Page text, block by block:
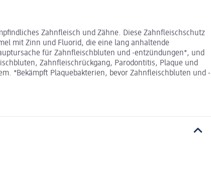
Zahnfleisch und Zähne. Diese Zahnfleischschutz
mit Zinn und Fluorid, die eine lang anhaltende
für Zahnfleischbluten und -entzündungen*, und
Zahnfleischrückgang, Parodontitis, Plaque und
*Bekämpft Plaquebakterien, bevor Zahnfleischbluten und -